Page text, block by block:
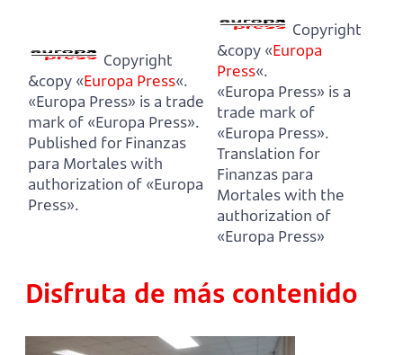
Copyright
&copy «Europa Press«.
«Europa Press» is a trade
mark of «Europa Press».
Published for Finanzas
para Mortales with
authorization of «Europa
Press».
Copyright
&copy «Europa
Press«.
«Europa Press» is a
trade mark of
«Europa Press».
Translation for
Finanzas para
Mortales with the
authorization of
«Europa Press»
Disfruta de más contenido